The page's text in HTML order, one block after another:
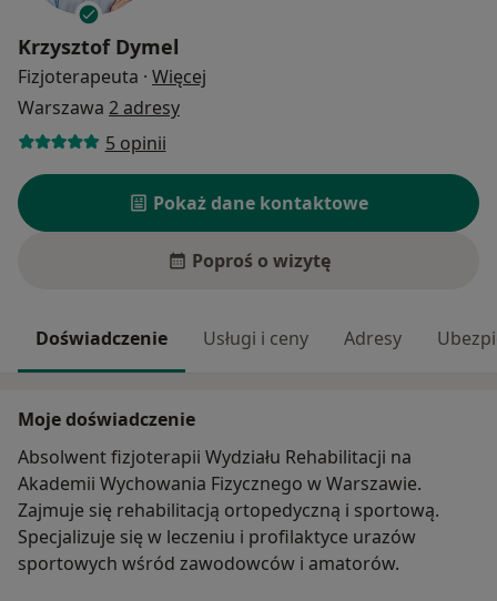
Krzysztof Dymel
Fizjoterapeuta · Więcej
Warszawa 2 adresy
5 opinii
Pokaż dane kontaktowe
Poproś o wizytę
Doświadczenie Usługi i ceny Adresy
Moje doświadczenie
Absolwent fizjoterapii Wydziału Rehabilitacji na
Akademii Wychowania Fizycznego w Warszawie.
Zajmuje się rehabilitacją ortopedyczną i sportową.
Specjalizuje się w leczeniu i profilaktyce urazów
sportowych wśród zawodowców i amatorów.